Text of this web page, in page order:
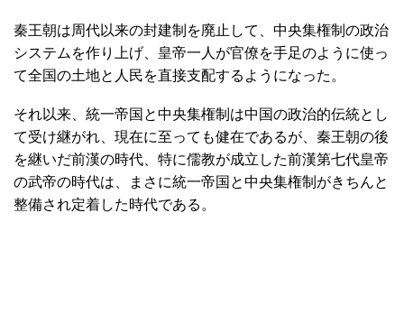
秦王朝は周代以来の封建制を廃止して、中央集権制の政治
システムを作り上げ、皇帝一人が官僚を手足のように使っ
て全国の土地と人民を直接支配するようになった。
それ以来、統一帝国と中央集権制は中国の政治的伝統とし
て受け継がれ、現在に至っても健在であるが、秦王朝の後
を継いだ前漢の時代、特に儒教が成立した前漢第七代皇帝
の武帝の時代は、まさに統一帝国と中央集権制がきちんと
整備され定着した時代である。